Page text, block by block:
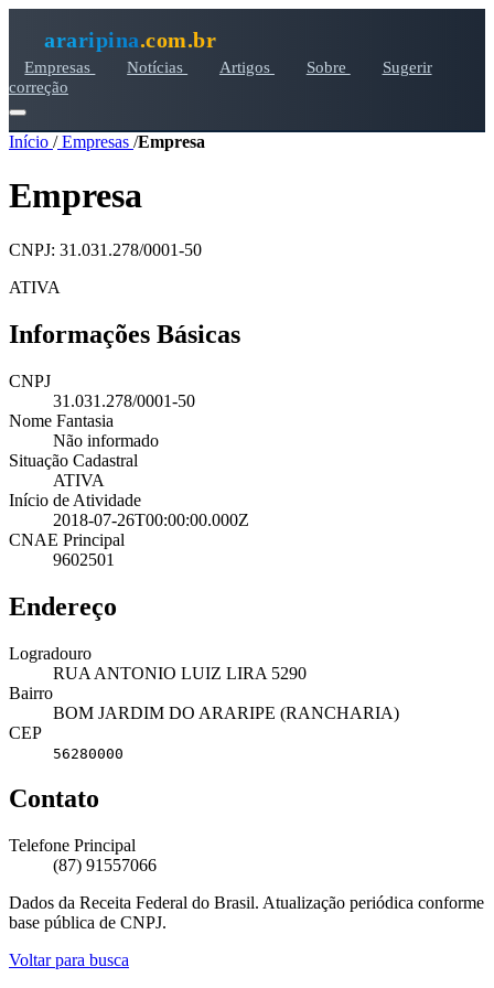
araripina.com.br
Empresas Notícias Artigos Sobre
Sugerir
correção
Início /Empresas /Empresa
Empresa
CNPJ: 31.031.278/0001-50
ATIVA
Informações Básicas
CNPJ
31.031.278/0001-50
Nome Fantasia
Não informado
Situação Cadastral
ATIVA
Início de Atividade
2018-07-26T00:00:00.000Z
CNAE Principal
9602501
Endereço
Logradouro
RUA ANTONIO LUIZ LIRA 5290
Bairro
BOM JARDIM DO ARARIPE (RANCHARIA)
CEP
56280000
Contato
Telefone Principal
(87) 91557066
Dados da Receita Federal do Brasil. Atualização periódica conforme
base pública de CNPJ.
Voltar para busca